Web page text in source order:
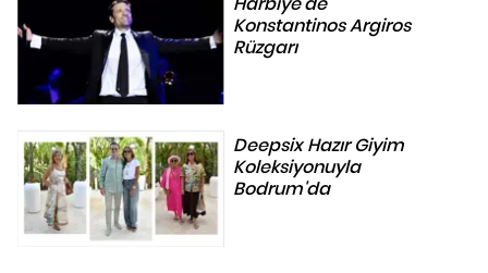
Konstantinos Argiros
Rüzgarı
Deepsix Hazır Giyim
Koleksiyonuyla
Bodrum'da